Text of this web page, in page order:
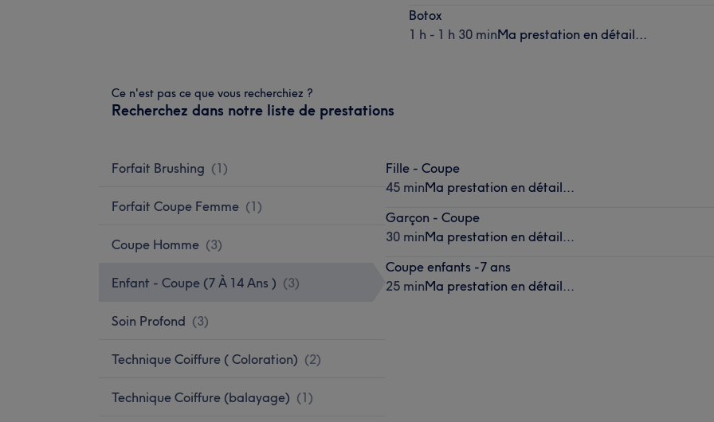
Botox
1 h - 1 h 30 minMa prestation en détail...
Ce n'est pas ce que vous recherchiez ?
Recherchez dans notre liste de prestations
Forfait Brushing (1)
Forfait Coupe Femme (1)
Coupe Homme (3)
Enfant - Coupe (7 À 14 Ans ) (3)
Soin Profond (3)
Technique Coiffure ( Coloration) (2)
Technique Coiffure (balayage) (1)
Fille - Coupe
45 minMa prestation en détail...
Garçon - Coupe
30 minMa prestation en détail...
Coupe enfants -7 ans
25 minMa prestation en détail...